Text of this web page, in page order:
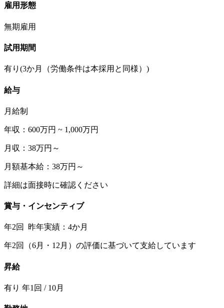
雇用形態
無期雇用
試用期間
有り(3か月（労働条件は本採用と同様）)
給与
月給制
年収：600万円 ~ 1,000万円
月収：38万円～
月額基本給：38万円～
詳細は面接時に確認ください
賞与・インセンティブ
年2回 昨年実績：4か月
年2回（6月・12月）の評価に基づいて支給しています
昇給
有り 年1回 / 10月